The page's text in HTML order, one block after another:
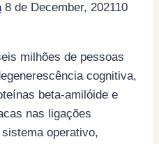
8 de December, 202110
milhões de pessoas
cognitiva,
beta-amilóide e
nas ligações
operativo,